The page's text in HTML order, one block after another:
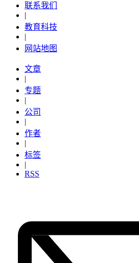
联系我们
|
教育科技
|
网站地图
文章
|
专题
|
公司
|
作者
|
标签
|
RSS